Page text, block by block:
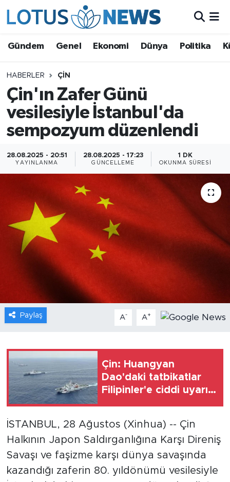
Gündem Genel Ekonomi Dünya Politika
HABERLER ÇIN
Çin'ın Zafer Günü
vesilesiyle İstanbul'da
sempozyum düzenlendi
28.08.2025 - 20:51
YAYINLANMA
28.08.2025 - 17:23
GÜNCELLEME
1 DK
OKUNMA SÜRESI
Paylaş A- A+
Çin: Huangyan
Dao'daki tatbikatlar
Filipinler'e ciddi uyarı
İSTANBUL, 28 Ağustos (Xinhua) -- Çin
Halkının Japon Saldırganlığına Karşı Direniş
Savaşı ve faşizme karşı dünya savaşında
kazandığı zaferin 80. yıldönümü vesilesiyle
Ekonomi
Dünya
Politika
Bilim ve Teknoloji
Çin Fuarları
Gündem
Video
Sağlık
Xinhua
Xinhua Türkiye
Seyahat